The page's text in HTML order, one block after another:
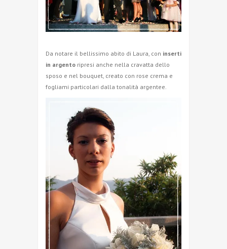
Da notare il bellissimo abito di Laura, con inserti
in argento ripresi anche nella cravatta dello
sposo e nel bouquet, creato con rose crema e
fogliami particolari dalla tonalità argentee.